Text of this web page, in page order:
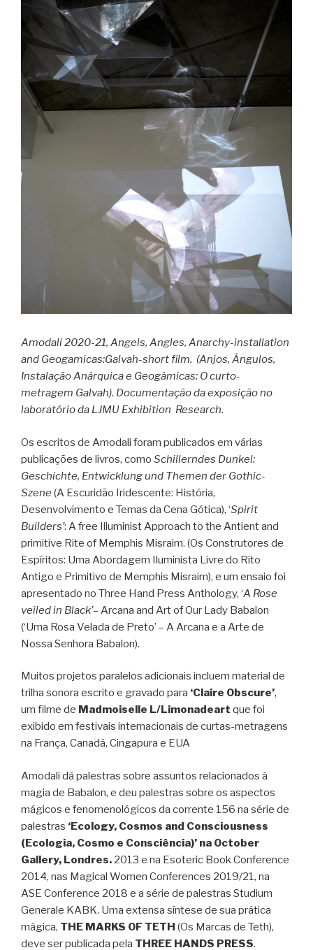
Amodali 2020-21, Angels, Angles, Anarchy-installation
and Geogamicas:Galvah-short film. (Anjos, Ângulos,
Instalação Anárquica e Geogâmicas: O curto-
metragem Galvah). Documentação da exposição no
laboratório da LJMU Exhibition Research.
Os escritos de Amodali foram publicados em várias
publicações de livros, como Schillerndes Dunkel:
Geschichte, Entwicklung und Themen der Gothic-
Szene (A Escuridão Iridescente: História,
Desenvolvimento e Temas da Cena Gótica), ‘Spirit
Builders’: A free Illuminist Approach to the Antient and
primitive Rite of Memphis Misraim. (Os Construtores de
Espíritos: Uma Abordagem Iluminista Livre do Rito
Antigo e Primitivo de Memphis Misraim), e um ensaio foi
apresentado no Three Hand Press Anthology, ‘A Rose
veiled in Black’– Arcana and Art of Our Lady Babalon
(‘Uma Rosa Velada de Preto’ – A Arcana e a Arte de
Nossa Senhora Babalon).
Muitos projetos paralelos adicionais incluem material de
trilha sonora escrito e gravado para ‘Claire Obscure’,
um filme de Madmoiselle L/Limonadeart que foi
exibido em festivais internacionais de curtas-metragens
na França, Canadá, Cingapura e EUA
Amodali dá palestras sobre assuntos relacionados à
magia de Babalon, e deu palestras sobre os aspectos
mágicos e fenomenológicos da corrente 156 na série de
palestras ‘Ecology, Cosmos and Consciousness
(Ecologia, Cosmo e Consciência)’ na October
Gallery, Londres. 2013 e na Esoteric Book Conference
2014, nas Magical Women Conferences 2019/21, na
ASE Conference 2018 e a série de palestras Studium
Generale KABK. Uma extensa síntese de sua prática
mágica, THE MARKS OF TETH (Os Marcas de Teth),
deve ser publicada pela THREE HANDS PRESS.